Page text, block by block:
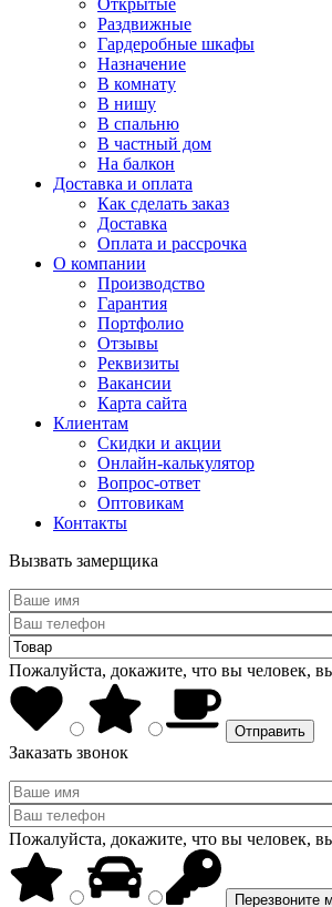
Открытые
Раздвижные
Гардеробные шкафы
Назначение
В комнату
В нишу
В спальню
В частный дом
На балкон
Доставка и оплата
Как сделать заказ
Доставка
Оплата и рассрочка
О компании
Производство
Гарантия
Портфолио
Отзывы
Реквизиты
Вакансии
Карта сайта
Клиентам
Скидки и акции
Онлайн-калькулятор
Вопрос-ответ
Оптовикам
Контакты
Вызвать замерщика
Пожалуйста, докажите, что вы человек,
Заказать звонок
Пожалуйста, докажите, что вы человек,